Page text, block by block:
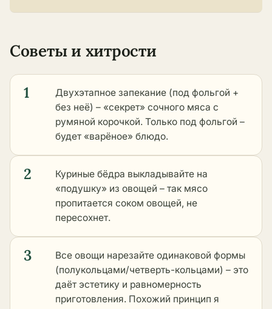
Советы и хитрости
1
Двухэтапное запекание (под фольгой +
без неё) – «секрет» сочного мяса с
румяной корочкой. Только под фольгой –
будет «варёное» блюдо.
2
Куриные бёдра выкладывайте на
«подушку» из овощей – так мясо
пропитается соком овощей, не
пересохнет.
3
Все овощи нарезайте одинаковой формы
(полукольцами/четверть-кольцами) – это
даёт эстетику и равномерность
приготовления. Похожий принцип я